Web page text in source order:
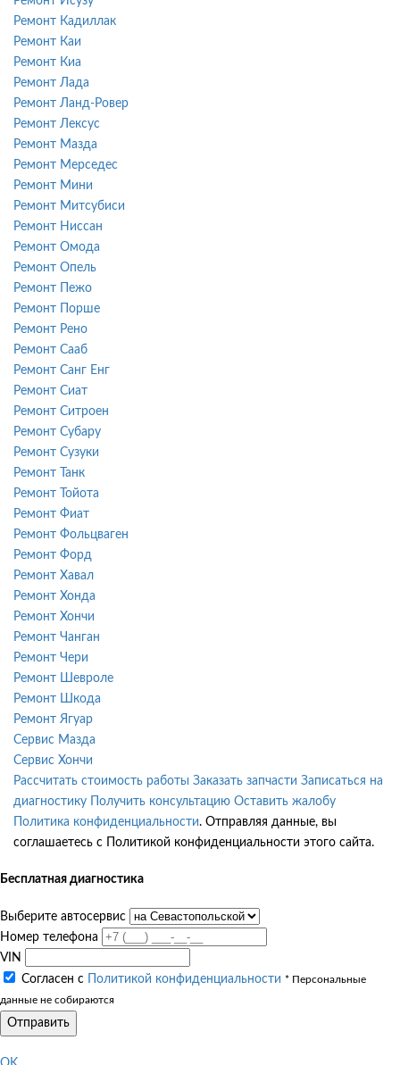
Ремонт Кадиллак
Ремонт Каи
Ремонт Киа
Ремонт Лада
Ремонт Ланд-Ровер
Ремонт Лексус
Ремонт Мазда
Ремонт Мерседес
Ремонт Мини
Ремонт Митсубиси
Ремонт Ниссан
Ремонт Омода
Ремонт Опель
Ремонт Пежо
Ремонт Порше
Ремонт Рено
Ремонт Сааб
Ремонт Санг Енг
Ремонт Сиат
Ремонт Ситроен
Ремонт Субару
Ремонт Сузуки
Ремонт Танк
Ремонт Тойота
Ремонт Фиат
Ремонт Фольцваген
Ремонт Форд
Ремонт Хавал
Ремонт Хонда
Ремонт Хончи
Ремонт Чанган
Ремонт Чери
Ремонт Шевроле
Ремонт Шкода
Ремонт Ягуар
Сервис Мазда
Сервис Хончи
Рассчитать стоимость работы Заказать запчасти Записаться на
диагностику
Получить консультацию Оставить жалобу
Политика конфиденциальности. Отправляя данные, вы
соглашаетесь с Политикой конфиденциальности этого сайта.
Бесплатная диагностика
Выберите автосервис
Номер телефона
VIN
Согласен с
Политикой конфиденциальности * Персональные
данные не собираются
Отправить